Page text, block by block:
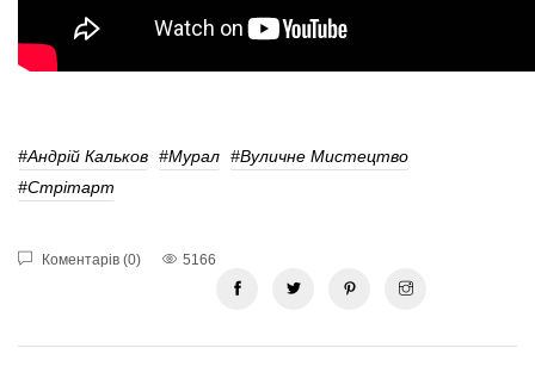
#Андрій Кальков #мурал #вуличне Мистецтво
#Стрітарт
Коментарів (0) 5166